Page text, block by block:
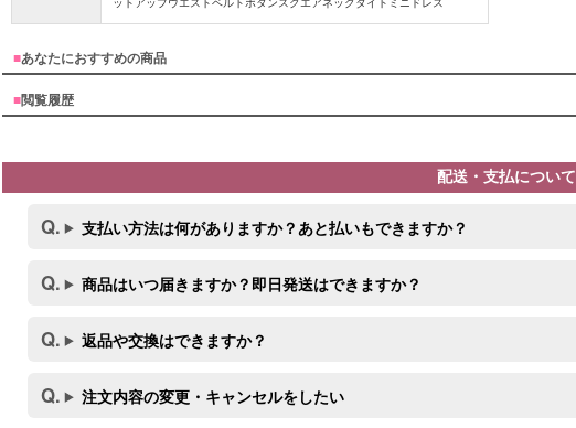
ットアップウエストベルトボタンスクエアネックタイトミニドレス
■あなたにおすすめの商品
■閲覧履歴
配送・支払について
支払い方法は何がありますか？あと払いもできますか？
商品はいつ届きますか？即日発送はできますか？
返品や交換はできますか？
注文内容の変更・キャンセルをしたい